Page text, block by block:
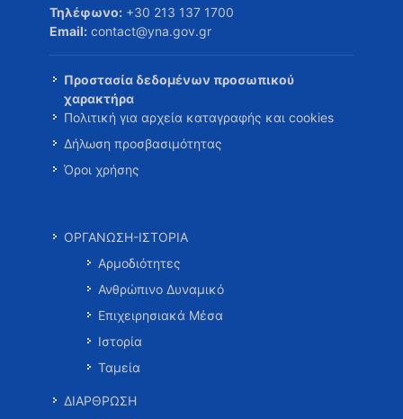
Τηλέφωνο: +30 213 137 1700
Email: contact@yna.gov.gr
Προστασία δεδομένων προσωπικού
χαρακτήρα
Πολιτική για αρχεία καταγραφής και cookies
Δήλωση προσβασιμότητας
Όροι χρήσης
ΟΡΓΑΝΩΣΗ-ΙΣΤΟΡΙΑ
Αρμοδιότητες
Ανθρώπινο Δυναμικό
Επιχειρησιακά Μέσα
Ιστορία
Ταμεία
ΔΙΑΡΘΡΩΣΗ